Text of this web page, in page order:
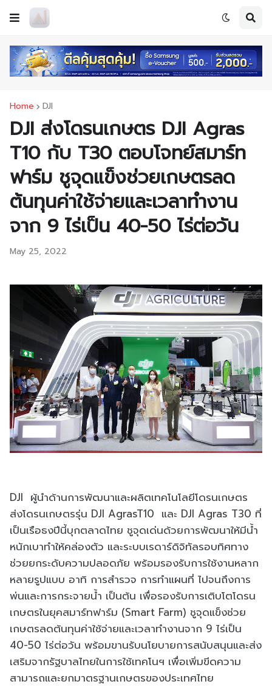
Home DJI
DJI ส่งโดรนเกษตร DJI Agras
T10 กับ T30 ตอบโจทย์สมาร์ท
ฟาร์ม ชูจุดแข็งช่วยเกษตรลด
ต้นทุนค่าใช้จ่ายและเวลาทำงาน
จาก 9 ไร่เป็น 40-50 ไร่ต่อวัน
May 25, 2022
DJI ผู้นำด้านการพัฒนาและผลิตเทคโนโลยีโดรนเกษตร
ส่งโดรนเกษตรรุ่น DJI AgrasT10 และ DJI Agras T30 ที่
เป็นเรือธงปีนี้บุกตลาดไทย ชูจุดเด่นด้วยการพัฒนาให้มีน้ำ
หนักเบาทำให้คล่องตัว และระบบเรดาร์ดิจิทัลรอบทิศทาง
ช่วยยกระดับความปลอดภัย พร้อมรองรับการใช้งานหลาก
หลายรูปแบบ อาทิ การสํารวจ การทําแผนที่ ไปจนถึงการ
พ่นและการกระจายน้ำ เป็นต้น เพื่อรองรับการเติบโตโดรน
เกษตรในยุคสมาร์ทฟาร์ม (Smart Farm) ชูจุดแข็งช่วย
เกษตรลดต้นทุนค่าใช้จ่ายและเวลาทำงานจาก 9 ไร่เป็น
40-50 ไร่ต่อวัน พร้อมขานรับนโยบายการสนับสนุนและส่ง
เสริมจากรัฐบาลไทยในการใช้เทคโนฯ เพื่อเพิ่มขีดความ
สามารถและยกมาตรฐานเกษตรของประเทศไทย